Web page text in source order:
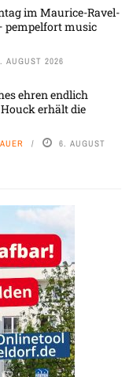
im Maurice-Ravel-
pempelfort music
AUGUST 2026
ehren endlich
erhält die
6. AUGUST